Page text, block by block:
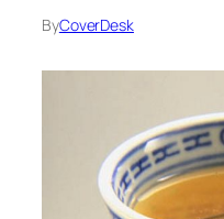
ByCoverDesk